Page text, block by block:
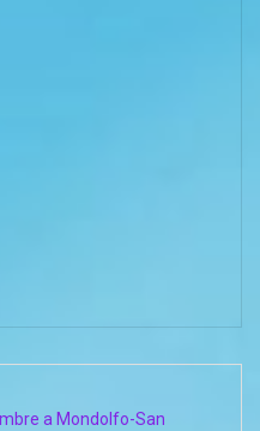
a Mondolfo-San